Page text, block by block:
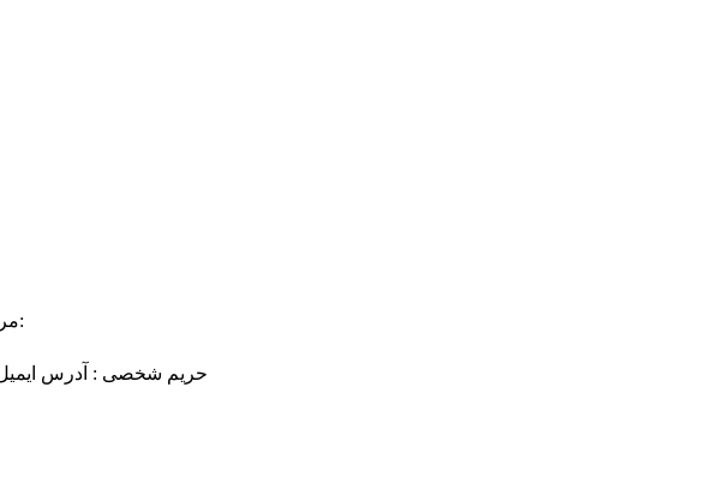
مرا از طریق ایمیل آگاه کن اگر پاسخ من انتخاب شد یا دارای دیدگاهی بود:
حریم شخصی : آدرس ایمیل